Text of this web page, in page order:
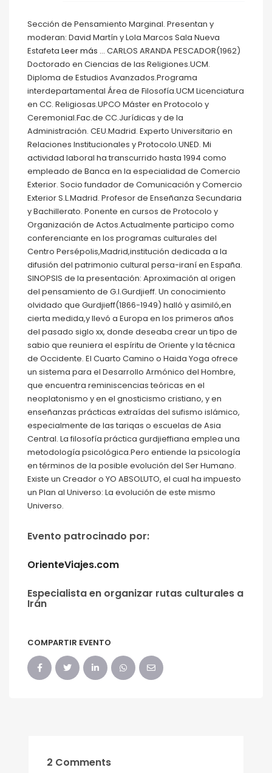
Sección de Pensamiento Marginal. Presentan y
moderan: David Martín y Lola Marcos Sala Nueva
Estafeta Leer más … CARLOS ARANDA PESCADOR(1962)
Doctorado en Ciencias de las Religiones.UCM.
Diploma de Estudios Avanzados.Programa
interdepartamental Área de Filosofía.UCM Licenciatura
en CC. Religiosas.UPCO Máster en Protocolo y
Ceremonial.Fac.de CC.Jurídicas y de la
Administración. CEU.Madrid. Experto Universitario en
Relaciones Institucionales y Protocolo.UNED. Mi
actividad laboral ha transcurrido hasta 1994 como
empleado de Banca en la especialidad de Comercio
Exterior. Socio fundador de Comunicación y Comercio
Exterior S.L.Madrid. Profesor de Enseñanza Secundaria
y Bachillerato. Ponente en cursos de Protocolo y
Organización de Actos.Actualmente participo como
conferenciante en los programas culturales del
Centro Persépolis,Madrid,institución dedicada a la
difusión del patrimonio cultural persa-iraní en España.
SINOPSIS de la presentación: Aproximación al origen
del pensamiento de G.I.Gurdjieff. Un conocimiento
olvidado que Gurdjieff(1866-1949) halló y asimiló,en
cierta medida,y llevó a Europa en los primeros años
del pasado siglo xx, donde deseaba crear un tipo de
sabio que reuniera el espíritu de Oriente y la técnica
de Occidente. El Cuarto Camino o Haida Yoga ofrece
un sistema para el Desarrollo Armónico del Hombre,
que encuentra reminiscencias teóricas en el
neoplatonismo y en el gnosticismo cristiano, y en
enseñanzas prácticas extraídas del sufismo islámico,
especialmente de las tariqas o escuelas de Asia
Central. La filosofía práctica gurdjieffiana emplea una
metodología psicológica.Pero entiende la psicología
en términos de la posible evolución del Ser Humano.
Existe un Creador o YO ABSOLUTO, el cual ha impuesto
un Plan al Universo: La evolución de este mismo
Universo.
Evento patrocinado por:
OrienteViajes.com
Especialista en organizar rutas culturales a
Irán
COMPARTIR EVENTO
2 Comments